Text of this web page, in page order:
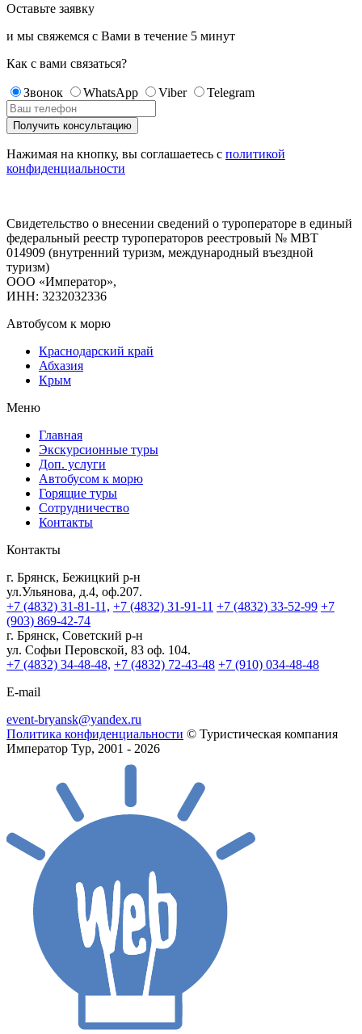
Оставьте заявку
и мы свяжемся с Вами в течение 5 минут
Как с вами связаться?
Звонок WhatsApp Viber Telegram
Нажимая на кнопку, вы соглашаетесь с политикой
конфиденциальности
Свидетельство о внесении сведений о туроператоре в единый
федеральный реестр туроператоров реестровый № МВТ
014909 (внутренний туризм, международный въездной
туризм)
ООО «Император»,
ИНН: 3232032336
Автобусом к морю
Краснодарский край
Абхазия
Крым
Меню
Главная
Экскурсионные туры
Доп. услуги
Автобусом к морю
Горящие туры
Сотрудничество
Контакты
Контакты
г. Брянск, Бежицкий р-н
ул.Ульянова, д.4, оф.207.
+7 (4832) 31-81-11, +7 (4832) 31-91-11 +7 (4832) 33-52-99 +7
(903) 869-42-74
г. Брянск, Советский р-н
ул. Софьи Перовской, 83 оф. 104.
+7 (4832) 34-48-48, +7 (4832) 72-43-48 +7 (910) 034-48-48
E-mail
event-bryansk@yandex.ru
Политика конфиденциальности © Туристическая компания
Император Тур, 2001 - 2026